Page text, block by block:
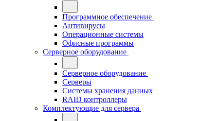
Программное обеспечение
Антивирусы
Операционные системы
Офисные программы
Серверное оборудование
Серверное оборудование
Серверы
Системы хранения данных
RAID контроллеры
Комплектующие для сервера